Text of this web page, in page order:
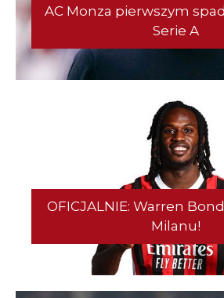
AC Monza pierwszym
Serie A
OFICJALNIE: Warren
Milanu!